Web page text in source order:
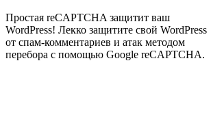
Простая reCAPTCHA защитит ваш
WordPress! Лекко защитите свой WordPress
от спам-комментариев и атак методом
перебора с помощью Google reCAPTCHA.